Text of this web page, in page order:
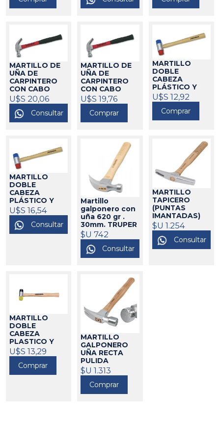
MARTILLO DE
UÑA DE
CARPINTERO
CON CABO
FIBRA.300 GRS
CROSSMAN
555005
U$S 20,06
Consultar
MARTILLO DE
UÑA DE
CARPINTERO
CON CABO
FIBRA.450 GRS
CROSSMAN
555006
U$S 19,76
Comprar
MARTILLO
DOBLE
CABEZA
PLÁSTICO Y
NYLON 30 MM
CROSSMAN
555027
U$S 12,92
Comprar
MARTILLO
DOBLE
CABEZA
PLÁSTICO Y
NYLON 35 MM
CROSSMAN
555028
U$S 16,54
Consultar
Martillo
galponero con
uña 620 gr .
30mm. TRUPER
MA-2075047
$U 742
Consultar
MARTILLO
TAPICERO
(PUNTAS
IMANTADAS)
MTT-7 TRUPER
369070
$U 1.254
Consultar
MARTILLO
DOBLE
CABEZA
PLASTICO Y
NYLON 25 CM
CROSSMAN
555026
U$S 13,29
Comprar
MARTILLO
GALPONERO
UÑA RECTA
PULIDA
TRUPER
$U 1.313
Comprar